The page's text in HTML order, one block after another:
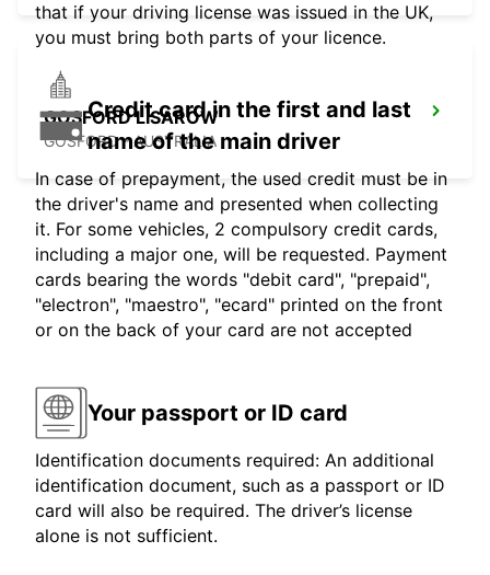
GOSFORD LISAROW
GOSFORD - AUSTRALIA
that if your driving license was issued in the UK,
you must bring both parts of your licence.
Credit card in the first and last
name of the main driver
In case of prepayment, the used credit must be in
the driver's name and presented when collecting
it. For some vehicles, 2 compulsory credit cards,
including a major one, will be requested. Payment
cards bearing the words "debit card", "prepaid",
"electron", "maestro", "ecard" printed on the front
or on the back of your card are not accepted
Your passport or ID card
Identification documents required: An additional
identification document, such as a passport or ID
card will also be required. The driver’s license
alone is not sufficient.